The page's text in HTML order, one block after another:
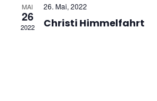
MAI
26
2022
26. Mai, 2022
Christi Himmelfahrt